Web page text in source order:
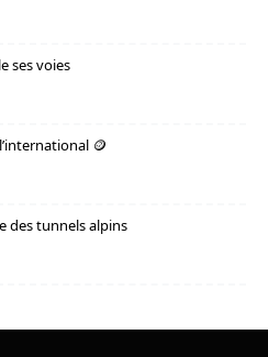
ses voies
🪙
des tunnels alpins